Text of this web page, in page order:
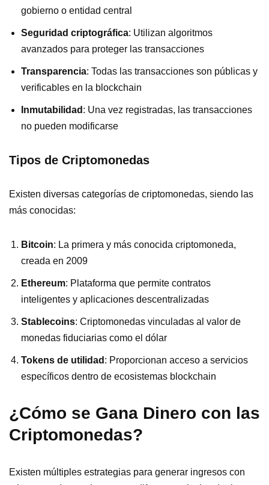
gobierno o entidad central
Seguridad criptográfica: Utilizan algoritmos
avanzados para proteger las transacciones
Transparencia: Todas las transacciones son públicas y
verificables en la blockchain
Inmutabilidad : Una vez registradas, las transacciones
no pueden modificarse
Tipos de Criptomonedas
Existen diversas categorías de criptomonedas, siendo las
más conocidas:
Bitcoin: La primera y más conocida criptomoneda,
creada en 2009
Ethereum: Plataforma que permite contratos
inteligentes y aplicaciones descentralizadas
Stablecoins: Criptomonedas vinculadas al valor de
monedas fiduciarias como el dólar
Tokens de utilidad : Proporcionan acceso a servicios
específicos dentro de ecosistemas blockchain
¿Cómo se Gana Dinero con las
Criptomonedas?
Existen múltiples estrategias para generar ingresos con